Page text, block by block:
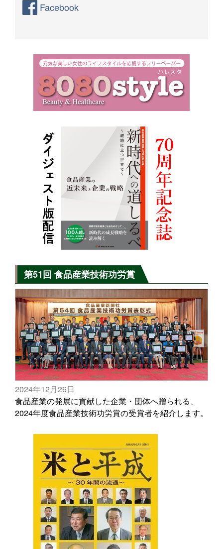
Facebook
第51回 食品産業技術功労賞
2024年12月26日
食品産業の発展に貢献した企業・団体へ贈られる、
2024年度食品産業技術功労賞の受賞者を紹介します。